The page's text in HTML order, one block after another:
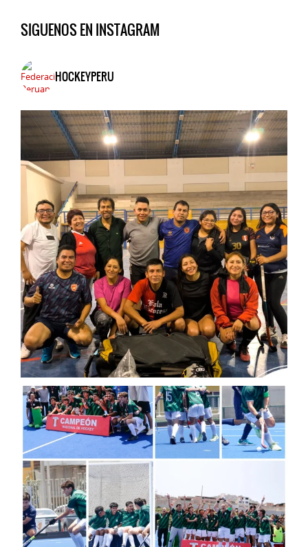
SIGUENOS EN INSTAGRAM
HOCKEYPERU